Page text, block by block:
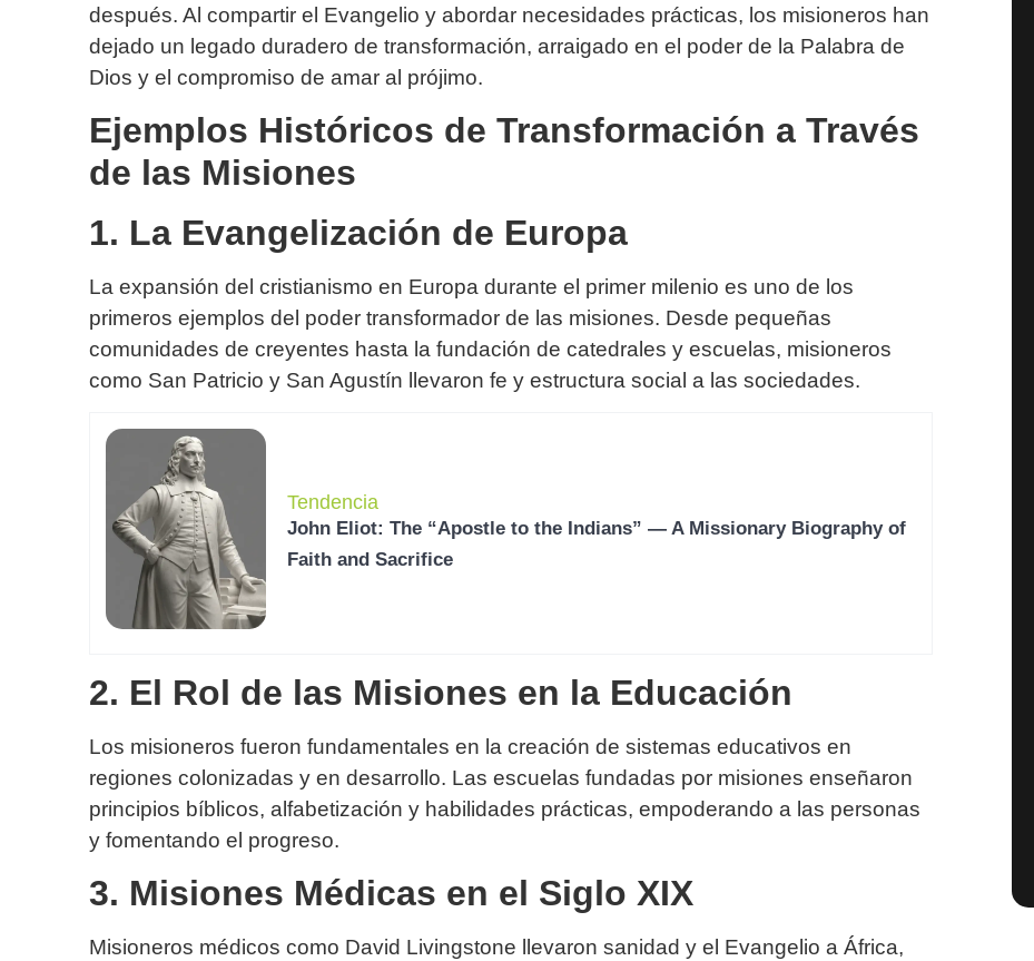
después. Al compartir el Evangelio y abordar necesidades prácticas, los misioneros han
dejado un legado duradero de transformación, arraigado en el poder de la Palabra de
Dios y el compromiso de amar al prójimo.
Ejemplos Históricos de Transformación a Través
de las Misiones
1. La Evangelización de Europa
La expansión del cristianismo en Europa durante el primer milenio es uno de los
primeros ejemplos del poder transformador de las misiones. Desde pequeñas
comunidades de creyentes hasta la fundación de catedrales y escuelas, misioneros
como San Patricio y San Agustín llevaron fe y estructura social a las sociedades.
Tendencia
John Eliot: The “Apostle to the Indians” — A Missionary Biography of
Faith and Sacrifice
2. El Rol de las Misiones en la Educación
Los misioneros fueron fundamentales en la creación de sistemas educativos en
regiones colonizadas y en desarrollo. Las escuelas fundadas por misiones enseñaron
principios bíblicos, alfabetización y habilidades prácticas, empoderando a las personas
y fomentando el progreso.
3. Misiones Médicas en el Siglo XIX
Misioneros médicos como David Livingstone llevaron sanidad y el Evangelio a África,